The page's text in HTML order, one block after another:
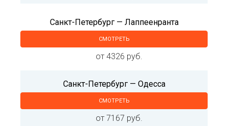
Санкт-Петербург — Лаппеенранта
СМОТРЕТЬ
от 4326 руб.
Санкт-Петербург — Одесса
СМОТРЕТЬ
от 7167 руб.